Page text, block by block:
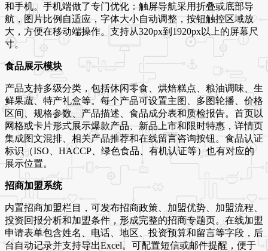
和手机。手机端做了专门优化：触屏导航采用折叠或底部导
航，图片比例自适应，字体大小自动调整，按钮触控区域放
大，方便在移动端操作。支持从320px到1920px以上的屏幕尺
寸。
食品展示模块
产品支持多级分类，包括休闲零食、烘焙糕点、粮油调味、生
鲜果蔬、特产礼盒等。每个产品可设置主图、多图轮播、价格
区间、规格参数、产品描述、食品成分表和质检报告。首页以
网格或卡片形式展示爆款产品、新品上市和限时特惠，详情页
集成图文混排、相关产品推荐和在线留言咨询按钮。食品认证
标识（ISO、HACCP、绿色食品、有机认证等）也有对应的
展示位置。
招商加盟系统
内置招商加盟栏目，可发布招商政策、加盟优势、加盟流程、
投资回报分析和加盟条件，形成完整的招商专题页。在线加盟
申请表单包含姓名、电话、地区、投资预算和留言等字段，后
台自动记录并支持导出Excel。可配置短信或邮件提醒，便于